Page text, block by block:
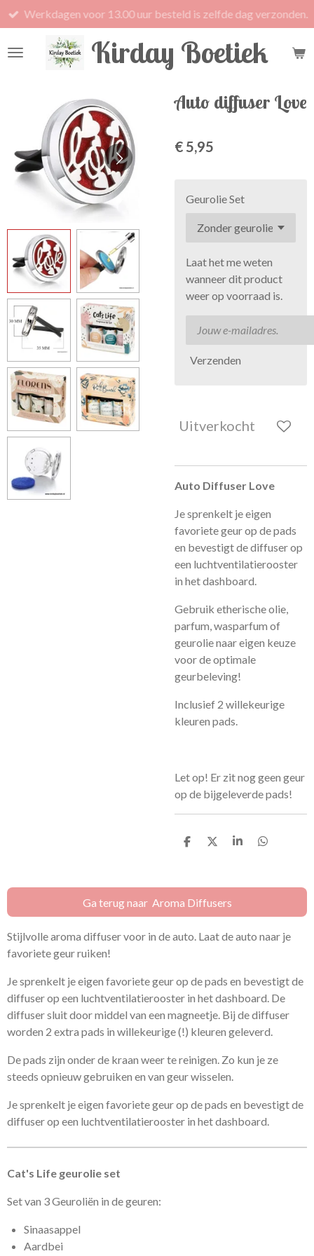
Ga
direct
naar
Kirday Boetiek
Werkdagen voor 13.00 uur besteld is zelfde dag verzonden.
Auto diffuser Love
€ 5,95
Geurolie Set
Laat het me weten
wanneer dit product
weer op voorraad is.
Verzenden
Uitverkocht
Auto Diffuser Love
Je sprenkelt je eigen
favoriete geur op de pads
en bevestigt de diffuser op
een luchtventilatierooster
in het dashboard.
Gebruik etherische olie,
parfum, wasparfum of
geurolie naar eigen keuze
voor de optimale
geurbeleving!
Inclusief 2 willekeurige
kleuren pads.
Let op! Er zit nog geen geur
op de bijgeleverde pads!
D
n
D
S
e
D
n
Ga terug naar Aroma Diffusers
Stijlvolle aroma diffuser voor in de auto. Laat de auto naar je
favoriete geur ruiken!
Je sprenkelt je eigen favoriete geur op de pads en bevestigt de
diffuser op een luchtventilatierooster in het dashboard. De
diffuser sluit door middel van een magneetje. Bij de diffuser
worden 2 extra pads in willekeurige (!) kleuren geleverd.
De pads zijn onder de kraan weer te reinigen. Zo kun je ze
steeds opnieuw gebruiken en van geur wisselen.
Je sprenkelt je eigen favoriete geur op de pads en bevestigt de
diffuser op een luchtventilatierooster in het dashboard.
Cat's Life geurolie set
Set van 3 Geuroliën in de geuren:
Sinaasappel
Aardbei